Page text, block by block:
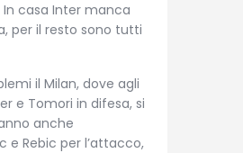
In casa Inter manca
per il resto sono tutti
il Milan, dove agli
e Tomori in difesa, si
anche
e Rebic per l’attacco,